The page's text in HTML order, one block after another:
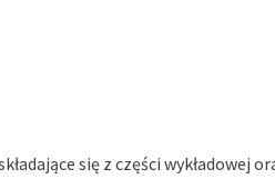
się z części wykładowej